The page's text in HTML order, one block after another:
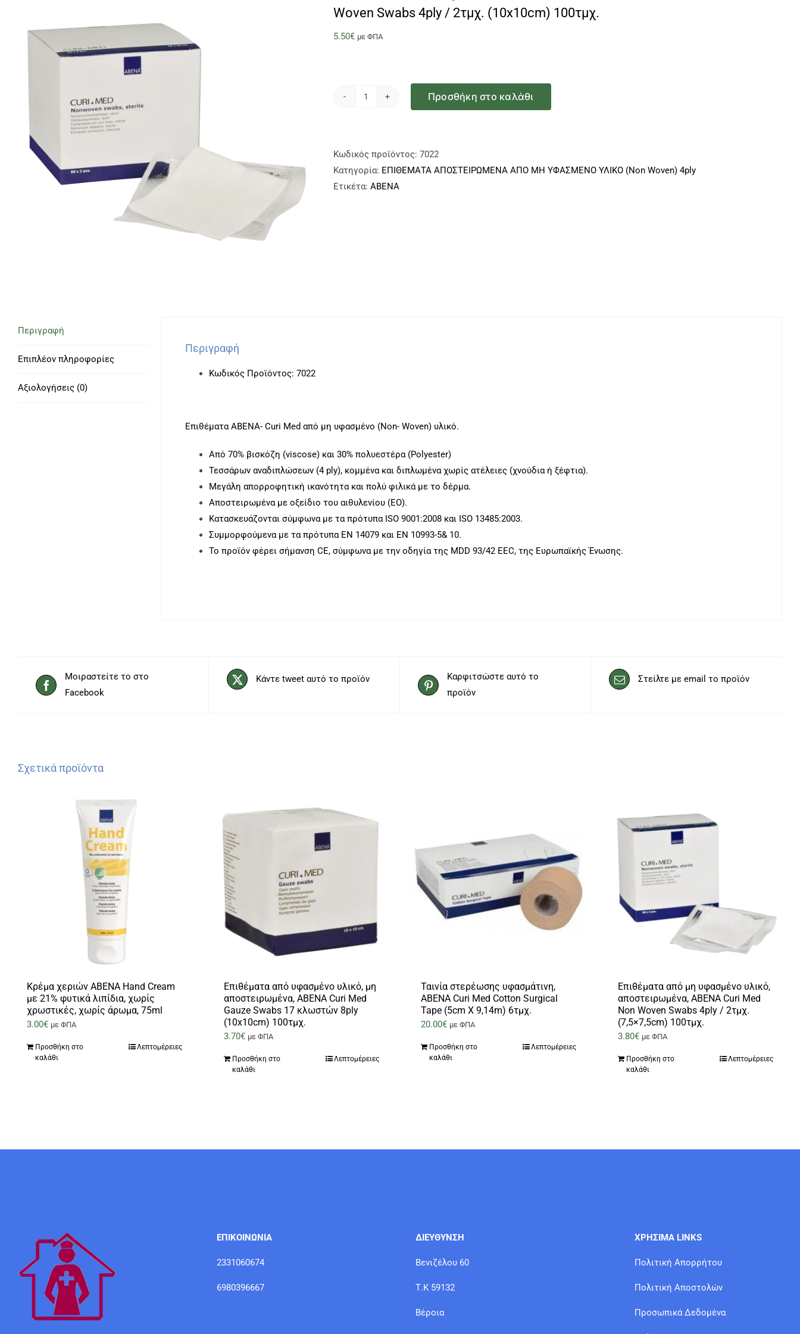
Woven Swabs 4ply / 2τμχ. (10x10cm) 100τμχ.
5.50€ με ΦΠΑ
υφασμένο
υλικό,
αποστειρωμένα,
Προσθήκη στο καλάθι
Κωδικός προϊόντος: 7022
Κατηγορία: ΕΠΙΘΕΜΑΤΑ ΑΠΟΣΤΕΙΡΩΜΕΝΑ ΑΠΟ ΜΗ ΥΦΑΣΜΕΝΟ ΥΛΙΚΟ (Non Woven) 4ply
Ετικέτα: ABENA
Περιγραφή
Επιπλέον πληροφορίες
Αξιολογήσεις (0)
Περιγραφή
Κωδικός Προϊόντος: 7022
Επιθέματα ΑΒΕΝΑ- Curi Med από μη υφασμένο (Non- Woven) υλικό.
Από 70% βισκόζη (viscose) και 30% πολυεστέρα (Polyester)
Τεσσάρων αναδιπλώσεων (4 ply), κομμένα και διπλωμένα χωρίς ατέλειες (χνούδια ή ξέφτια).
Μεγάλη απορροφητική ικανότητα και πολύ φιλικά με το δέρμα.
Αποστειρωμένα με οξείδιο του αιθυλενίου (ΕΟ).
Κατασκευάζονται σύμφωνα με τα πρότυπα ISO 9001:2008 και ISO 13485:2003.
Συμμορφούμενα με τα πρότυπα ΕΝ 14079 και ΕΝ 10993-5& 10.
Το προϊόν φέρει σήμανση CE, σύμφωνα με την οδηγία της MDD 93/42 EEC, της Ευρωπαϊκής Ένωσης.
Μοιραστείτε το στο
Facebook
Κάντε tweet αυτό το προϊόν
Καρφιτσώστε αυτό το
προϊόν
Στείλτε με email το προϊόν
Σχετικά προϊόντα
Κρέμα χεριών ABENA Hand Cream
με 21% φυτικά λιπίδια, χωρίς
χρωστικές, χωρίς άρωμα, 75ml
3.00€ με ΦΠΑ
Προσθήκη στο
καλάθι
Λεπτομέρειες
Επιθέματα από υφασμένο υλικό, μη
αποστειρωμένα, ABENA Curi Med
Gauze Swabs 17 κλωστών 8ply
(10x10cm) 100τμχ.
3.70€ με ΦΠΑ
Προσθήκη στο
καλάθι
Λεπτομέρειες
Ταινία στερέωσης υφασμάτινη,
ABENA Curi Med Cotton Surgical
Tape (5cm X 9,14m) 6τμχ.
20.00€ με ΦΠΑ
Προσθήκη στο
καλάθι
Λεπτομέρειες
Επιθέματα από μη υφασμένο υλικό,
αποστειρωμένα, ABENA Curi Med
Non Woven Swabs 4ply / 2τμχ.
(7,5×7,5cm) 100τμχ.
3.80€ με ΦΠΑ
Προσθήκη στο
καλάθι
Λεπτομέρειες
ΕΠΙΚΟΙΝΩΝΙΑ
2331060674
6980396667
ΔΙΕΥΘΥΝΣΗ
Βενιζέλου 60
Τ.Κ 59132
Βέροια
ΧΡΗΣΙΜΑ LINKS
Πολιτική Απορρήτου
Πολιτική Αποστολών
Προσωπικά Δεδομένα